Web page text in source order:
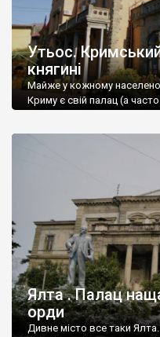
Утьос.
княгині
Майже у кожному
Криму є свій палац (а
Ялта . Палац
орди
Дивне місто все таки